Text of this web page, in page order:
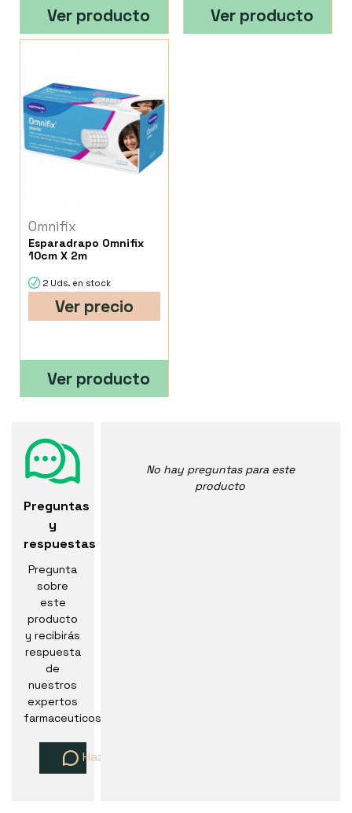
Ver producto Ver producto
Omnifix
Esparadrapo Omnifix
10cm X 2m
2 Uds. en stock
Ver precio
Ver producto
Preguntas
y
respuestas
Pregunta
sobre
este
producto
y recibirás
respuesta
de
nuestros
expertos
farmaceuticos
Haz una pregunta
No hay preguntas para este
producto